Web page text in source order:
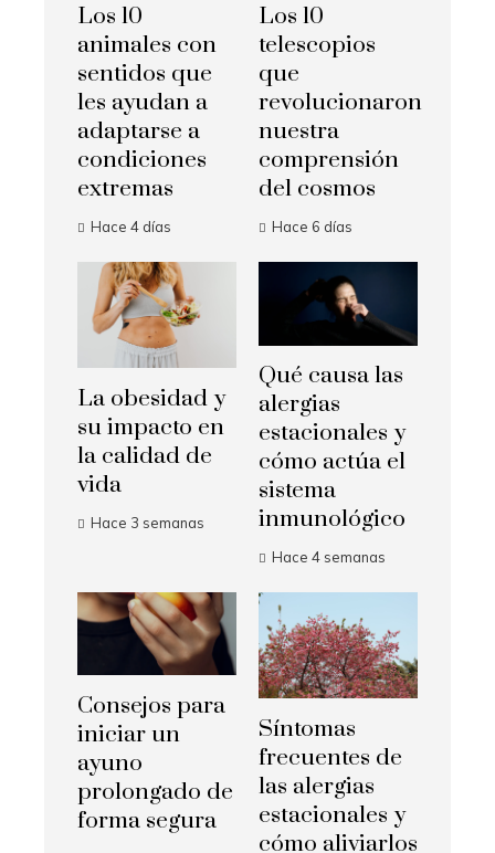
Los 10
animales con
sentidos que
les ayudan a
adaptarse a
condiciones
extremas
Hace 4 días
Los 10
telescopios
que
revolucionaron
nuestra
comprensión
del cosmos
Hace 6 días
La obesidad y
su impacto en
la calidad de
vida
Hace 3 semanas
Qué causa las
alergias
estacionales y
cómo actúa el
sistema
inmunológico
Hace 4 semanas
Consejos para
iniciar un
ayuno
prolongado de
forma segura
Síntomas
frecuentes de
las alergias
estacionales y
cómo aliviarlos